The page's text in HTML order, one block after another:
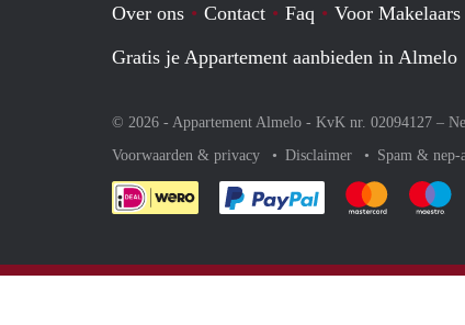
Over ons Contact Faq
Voor Makelaars
Gratis je Appartement aanbieden in Almelo
© 2026 - Appartement Almelo - KvK nr. 02094127 –
Voorwaarden & privacy
Disclaimer Spam & nep-
Je rekent gemakkelijk
Je rekent